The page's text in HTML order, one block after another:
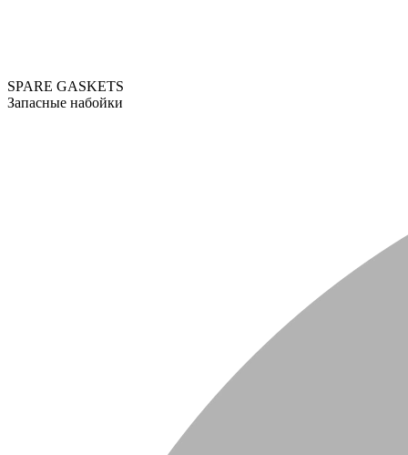
SPARE GASKETS
Запасные набойки